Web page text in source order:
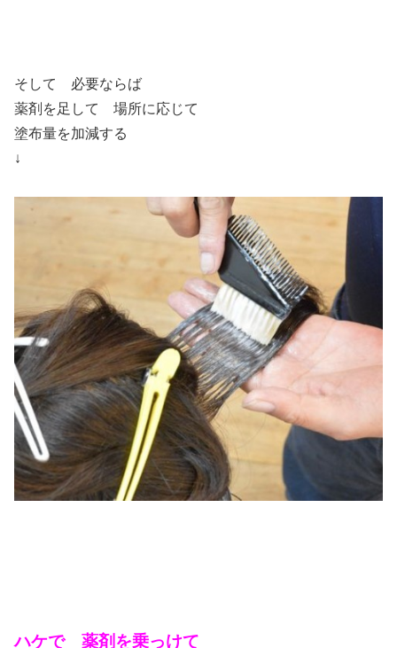
そして 必要ならば
薬剤を足して 場所に応じて
塗布量を加減する
↓
ハケで 薬剤を乗っけて